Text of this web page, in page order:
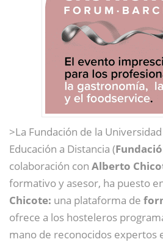
>La Fundación de la
Educación a Distancia (
colaboración con Alberto
formativo y asesor, ha puesto
Chicote: una plataforma de
ofrece a los hosteleros
mano de reconocidos expertos